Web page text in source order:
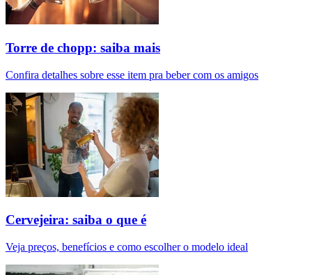
Torre de chopp: saiba mais
Confira detalhes sobre esse item pra beber com os amigos
Cervejeira: saiba o que é
Veja preços, benefícios e como escolher o modelo ideal